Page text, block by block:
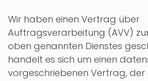
Wir haben einen Vertrag über
Auftragsverarbeitung (AVV)
oben genannten Dienstes
handelt es sich um einen
vorgeschriebenen Vertrag,